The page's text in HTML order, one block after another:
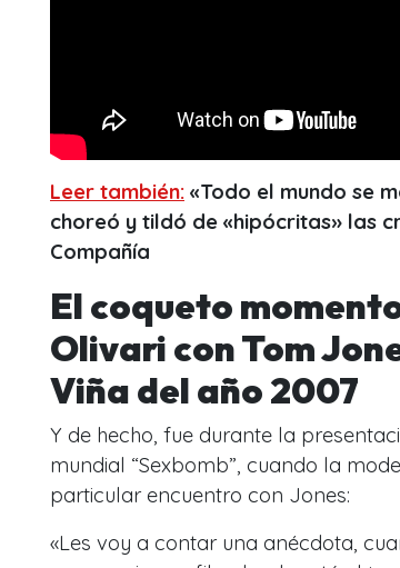
Leer también: «Todo el mundo se
choreó y tildó de «hipócritas» las
Compañía
El coqueto
Olivari con Tom
Viña del año 2007
Y de hecho, fue durante la
mundial “Sexbomb”, cuando la
particular encuentro con Jones:
«Les voy a contar una anécdota,